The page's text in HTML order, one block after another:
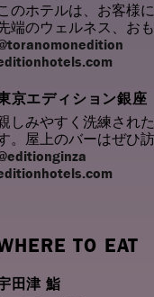
のホテルは、お客様
端のウェルネス、お
京エディション銀座
しみやすく洗練され
。屋上のバーはぜひ
TO EAT
田津 鮨